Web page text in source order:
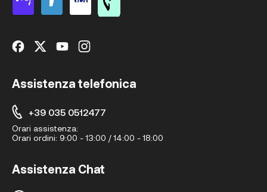
Assistenza telefonica
+39 035 0512477
Orari assistenza:
Orari ordini: 9:00 - 13:00 / 14:00 - 18:00
Assistenza Chat